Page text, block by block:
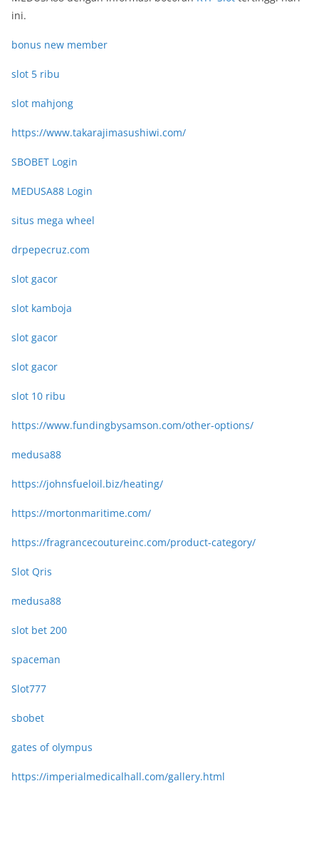
ini.
bonus new member
slot 5 ribu
slot mahjong
https://www.takarajimasushiwi.com/
SBOBET Login
MEDUSA88 Login
situs mega wheel
drpepecruz.com
slot gacor
slot kamboja
slot gacor
slot gacor
slot 10 ribu
https://www.fundingbysamson.com/other-options/
medusa88
https://johnsfueloil.biz/heating/
https://mortonmaritime.com/
https://fragrancecoutureinc.com/product-category/
Slot Qris
medusa88
slot bet 200
spaceman
Slot777
sbobet
gates of olympus
https://imperialmedicalhall.com/gallery.html